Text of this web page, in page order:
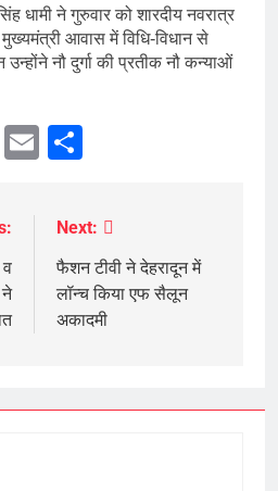
धामी ने गुरुवार को शारदीय नवरात्र
आवास में विधि-विधान से
नौ दुर्गा की प्रतीक नौ कन्याओं
LinkedIn
Email
व
ने
Next:
फैशन टीवी ने देहरादून में
लॉन्च किया एफ सैलून
अकादमी